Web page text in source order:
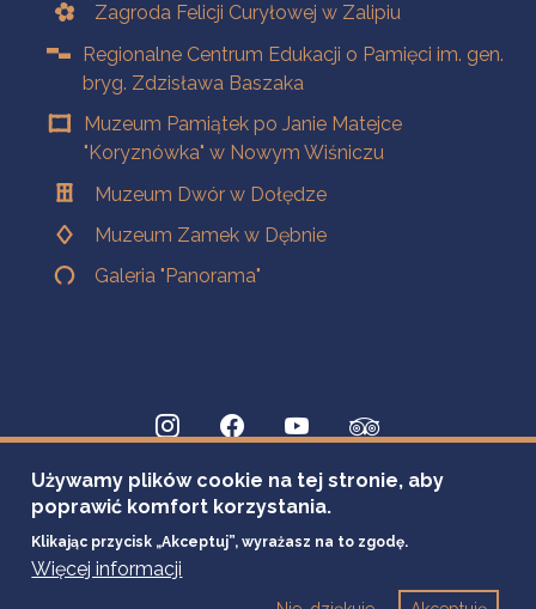
Zagroda Felicji Curyłowej w Zalipiu
Regionalne Centrum Edukacji o Pamięci im. gen.
bryg. Zdzisława Baszaka
Muzeum Pamiątek po Janie Matejce
"Koryznówka" w Nowym Wiśniczu
Muzeum Dwór w Dołędze
Muzeum Zamek w Dębnie
Galeria "Panorama"
Używamy plików cookie na tej stronie, aby
poprawić komfort korzystania.
Klikając przycisk „Akceptuj”, wyrażasz na to zgodę.
Więcej informacji